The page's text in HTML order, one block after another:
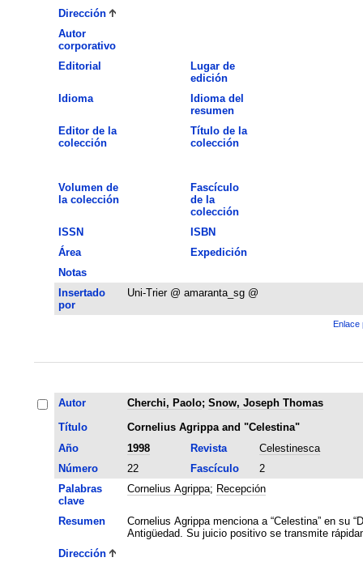
Dirección
Autor
corporativo
Editorial
Lugar de
edición
Idioma
Idioma del
resumen
Editor de la
colección
Título de la
colección
Volumen de
la colección
Fascículo
de la
colección
ISSN
ISBN
Área
Expedición
Notas
Insertado
por
Uni-Trier @ amaranta_sg @
Enlace
Autor Cherchi, Paolo; Snow, Joseph Thomas
Título
Cornelius Agrippa and "Celestina"
Año
1998 Revista
Celestinesca
Número
22 Fascículo
2
Palabras
clave
Cornelius Agrippa; Recepción
Resumen
Cornelius Agrippa menciona a “Celestina” en su
Antigüedad. Su juicio positivo se transmite
Dirección